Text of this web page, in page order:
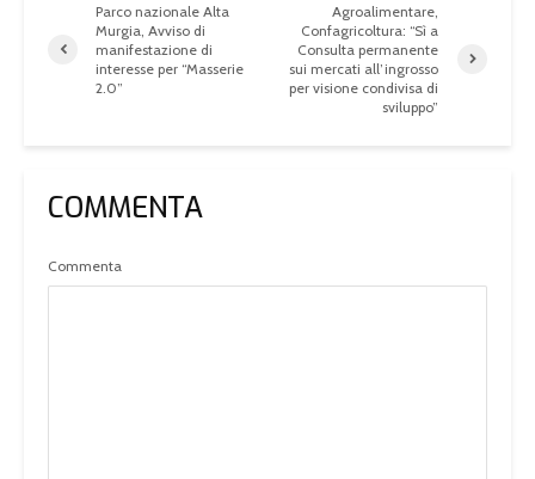
Parco nazionale Alta
Murgia, Avviso di
manifestazione di
interesse per “Masserie
2.0”
Agroalimentare,
Confagricoltura: “Sì a
Consulta permanente
sui mercati all’ingrosso
per visione condivisa di
sviluppo”
COMMENTA
Commenta